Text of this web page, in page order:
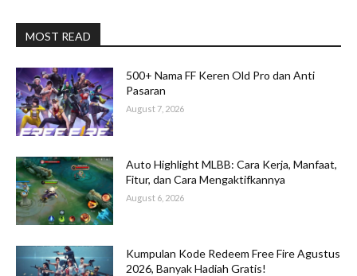
MOST READ
500+ Nama FF Keren Old Pro dan Anti
Pasaran
August 7, 2026
Auto Highlight MLBB: Cara Kerja, Manfaat,
Fitur, dan Cara Mengaktifkannya
August 6, 2026
Kumpulan Kode Redeem Free Fire Agustus
2026, Banyak Hadiah Gratis!